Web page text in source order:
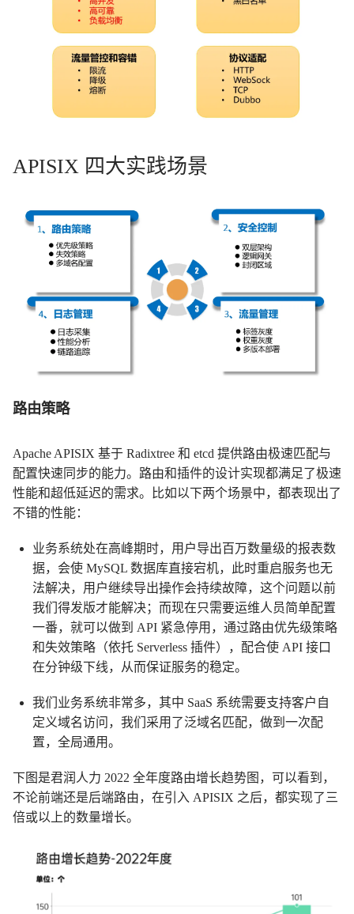
APISIX 四大实践场景
路由策略
Apache APISIX 基于 Radixtree 和 etcd 提供路由极速匹配与
配置快速同步的能力。路由和插件的设计实现都满足了极速
性能和超低延迟的需求。比如以下两个场景中，都表现出了
不错的性能：
业务系统处在高峰期时，用户导出百万数量级的报表数
据，会使 MySQL 数据库直接宕机，此时重启服务也无
法解决，用户继续导出操作会持续故障，这个问题以前
我们得发版才能解决；而现在只需要运维人员简单配置
一番，就可以做到 API 紧急停用，通过路由优先级策略
和失效策略（依托 Serverless 插件），配合使 API 接口
在分钟级下线，从而保证服务的稳定。
我们业务系统非常多，其中 SaaS 系统需要支持客户自
定义域名访问，我们采用了泛域名匹配，做到一次配
置，全局通用。
下图是君润人力 2022 全年度路由增长趋势图，可以看到，
不论前端还是后端路由，在引入 APISIX 之后，都实现了三
倍或以上的数量增长。